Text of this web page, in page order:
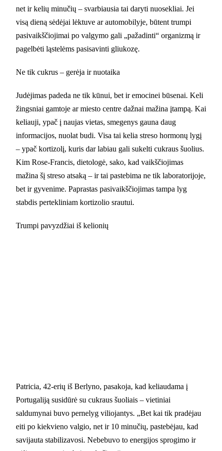
net ir kelių minučių – svarbiausia tai daryti nuosekliai. Jei
visą dieną sėdėjai lėktuve ar automobilyje, būtent trumpi
pasivaikščiojimai po valgymo gali „pažadinti“ organizmą ir
pagelbėti ląstelėms pasisavinti gliukozę.
Ne tik cukrus – gerėja ir nuotaika
Judėjimas padeda ne tik kūnui, bet ir emocinei būsenai. Keli
žingsniai gamtoje ar miesto centre dažnai mažina įtampą. Kai
keliauji, ypač į naujas vietas, smegenys gauna daug
informacijos, nuolat budi. Visa tai kelia streso hormonų lygį
– ypač kortizolį, kuris dar labiau gali sukelti cukraus šuolius.
Kim Rose-Francis, dietologė, sako, kad vaikščiojimas
mažina šį streso atsaką – ir tai pastebima ne tik laboratorijoje,
bet ir gyvenime. Paprastas pasivaikščiojimas tampa lyg
stabdis pertekliniam kortizolio srautui.
Trumpi pavyzdžiai iš kelionių
Patricia, 42-erių iš Berlyno, pasakoja, kad keliaudama į
Portugaliją susidūrė su cukraus šuoliais – vietiniai
saldumynai buvo pernelyg viliojantys. „Bet kai tik pradėjau
eiti po kiekvieno valgio, net ir 10 minučių, pastebėjau, kad
savijauta stabilizavosi. Nebebuvo to energijos sprogimo ir